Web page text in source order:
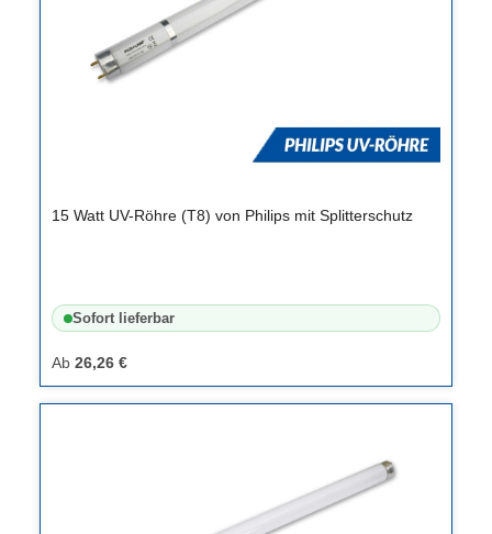
15 Watt UV-Röhre (T8) von Philips mit Splitterschutz
Sofort lieferbar
Ab26,26 €